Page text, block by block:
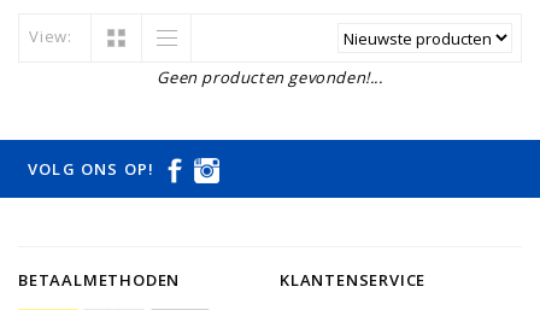
View:
Geen producten gevonden!...
VOLG ONS OP!
BETAALMETHODEN KLANTENSERVICE